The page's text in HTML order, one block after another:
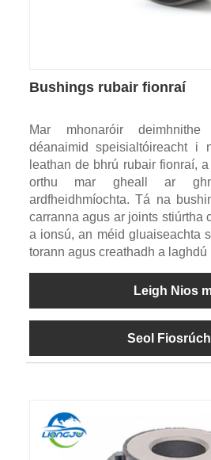
Bushings rubair fionraí
Mar mhonaróir
déanaimid speisialtóireacht i
leathan de bhrú rubair fionraí,
orthu mar gheall ar
ardfheidhmíochta. Tá na
carranna agus ar joints stiúrtha
a ionsú, an méid gluaiseachta
torann agus creathadh a laghdú
Leigh Nios
Seol